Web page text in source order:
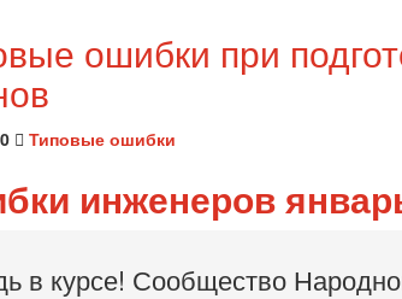
ошибки при
Типовые ошибки
инженеров
в курсе! Сообщество